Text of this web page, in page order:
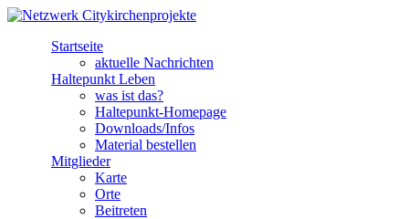
Direkt zum Inhalt
Netzwerk
Citykirchenprojekte
Startseite
aktuelle Nachrichten
Haltepunkt Leben
was ist das?
Haltepunkt-Homepage
Downloads/Infos
Material bestellen
Mitglieder
Karte
Orte
Beitreten